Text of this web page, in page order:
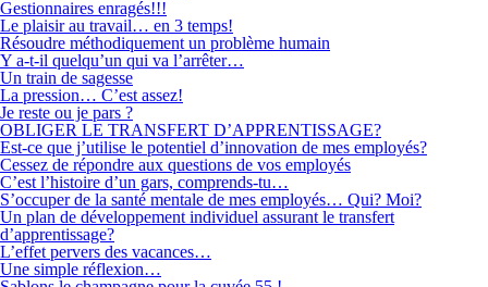
Gestionnaires enragés!!!
Le plaisir au travail… en 3 temps!
Résoudre méthodiquement un problème humain
Y a-t-il quelqu’un qui va l’arrêter…
Un train de sagesse
La pression… C’est assez!
Je reste ou je pars ?
OBLIGER LE TRANSFERT D’APPRENTISSAGE?
Est-ce que j’utilise le potentiel d’innovation de mes employés?
Cessez de répondre aux questions de vos employés
C’est l’histoire d’un gars, comprends-tu…
S’occuper de la santé mentale de mes employés… Qui? Moi?
Un plan de développement individuel assurant le transfert
d’apprentissage?
L’effet pervers des vacances…
Une simple réflexion…